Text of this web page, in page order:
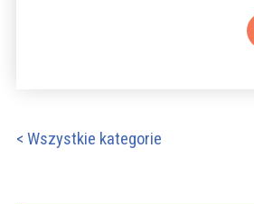
< Wszystkie kategorie